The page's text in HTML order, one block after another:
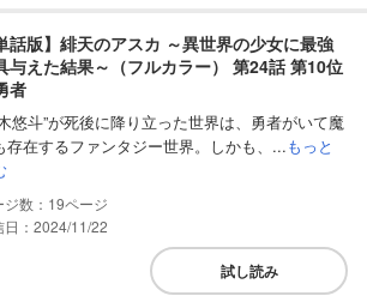
話版】緋天のアスカ ～異世界の少女に最強
与えた結果～（フルカラー） 第24話 第10位
者
悠斗”が死後に降り立った世界は、勇者がいて魔
存在するファンタジー世界。しかも、...もっと
19
日：2024/11/22
試し読み